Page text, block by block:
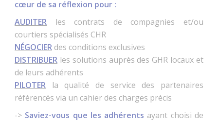
cœur de sa réflexion pour :
AUDITER les contrats de compagnies et/ou
courtiers spécialisés CHR
NÉGOCIER des conditions exclusives
DISTRIBUER les solutions auprès des GHR locaux et
de leurs adhérents
PILOTER la qualité de service des partenaires
référencés via un cahier des charges précis
-> Saviez-vous que les adhérents ayant choisi de